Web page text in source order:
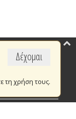
Δέχομαι
τη χρήση τους.